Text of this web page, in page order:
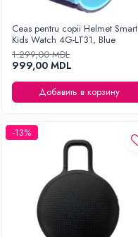
Ceas pentru copii Helmet Smart
Kids Watch 4G-LT31, Blue
1.299,00 MDL
999,00 MDL
Добавить в корзину
-13%